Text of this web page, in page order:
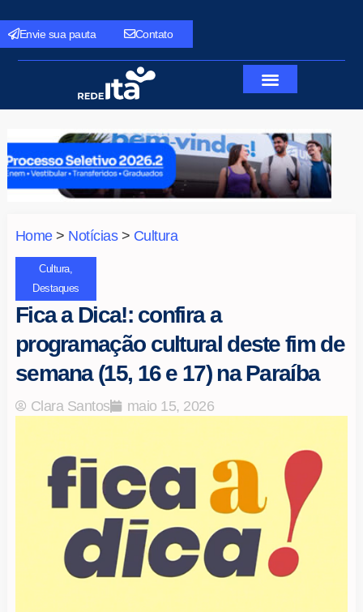
Envie sua pauta Contato
Home> Notícias> Cultura
Cultura,
Destaques
Fica a Dica!: confira a
programação cultural deste fim de
semana (15, 16 e 17) na Paraíba
Clara Santos maio 15, 2026